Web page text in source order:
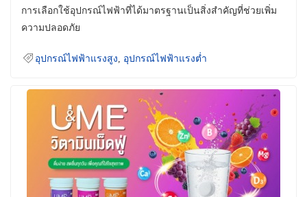
การเลือกใช้อุปกรณ์ไฟฟ้าที่ได้มาตรฐานเป็นสิ่งสำคัญที่ช่วยเพิ่ม
ความปลอดภัย
อุปกรณ์ไฟฟ้าแรงสูง อุปกรณ์ไฟฟ้าแรงต่ำ